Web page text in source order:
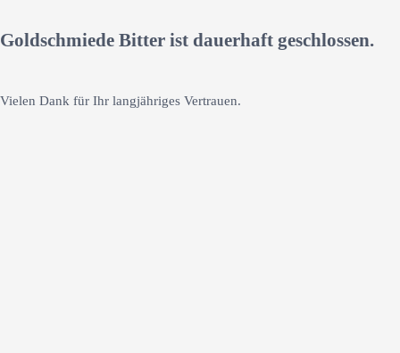
Goldschmiede Bitter ist dauerhaft geschlossen.
Vielen Dank für Ihr langjähriges Vertrauen.